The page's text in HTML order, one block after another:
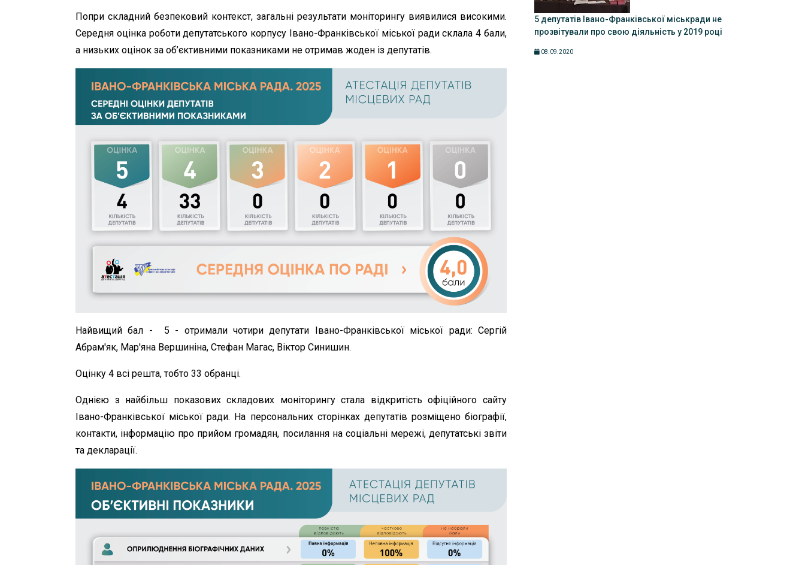
Попри складний безпековий контекст, загальні результати моніторингу виявилися високими.
Середня оцінка роботи депутатського корпусу Івано-Франківської міської ради склала 4 бали,
а низьких оцінок за об’єктивними показниками не отримав жоден із депутатів.
Найвищий бал - 5 - отримали чотири депутати Івано-Франківської міської ради: Сергій
Абрам'як, Мар'яна Вершиніна, Стефан Магас, Віктор Синишин.
Оцінку 4 всі решта, тобто 33 обранці.
Однією з найбільш показових складових моніторингу стала відкритість офіційного сайту
Івано-Франківської міської ради. На персональних сторінках депутатів розміщено біографії,
контакти, інформацію про прийом громадян, посилання на соціальні мережі, депутатські звіти
та декларації.
5 депутатів Івано-Франківської міськради не
прозвітували про свою діяльність у 2019 році
08.09.2020